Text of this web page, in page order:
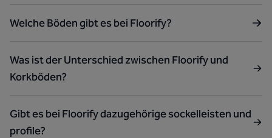
Welche Böden gibt es bei Floorify?
Was ist der Unterschied zwischen Floorify und
Korkböden?
Gibt es bei Floorify dazugehörige sockelleisten und
profile?